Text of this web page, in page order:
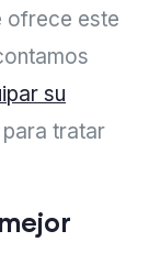
ofrece este
su
tratar